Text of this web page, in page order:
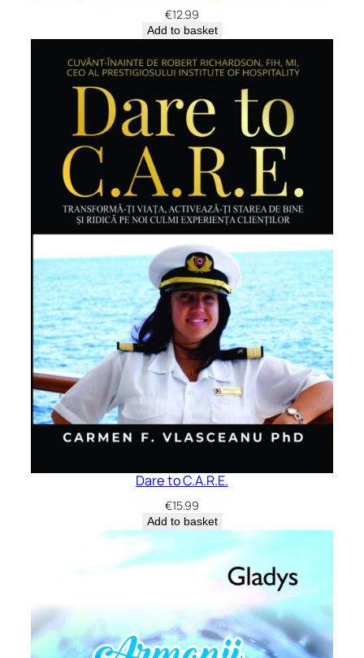
€12.99
Add to basket
Dare to C.A.R.E.
€15.99
Add to basket